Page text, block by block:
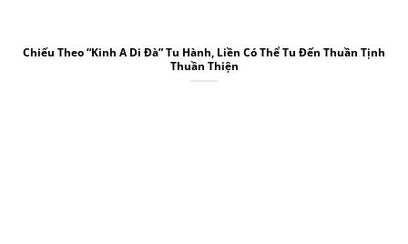
Chiếu Theo “Kinh A Di Đà” Tu Hành, Liền Có Thể Tu Đến Thuần Tịnh
Thuần Thiện